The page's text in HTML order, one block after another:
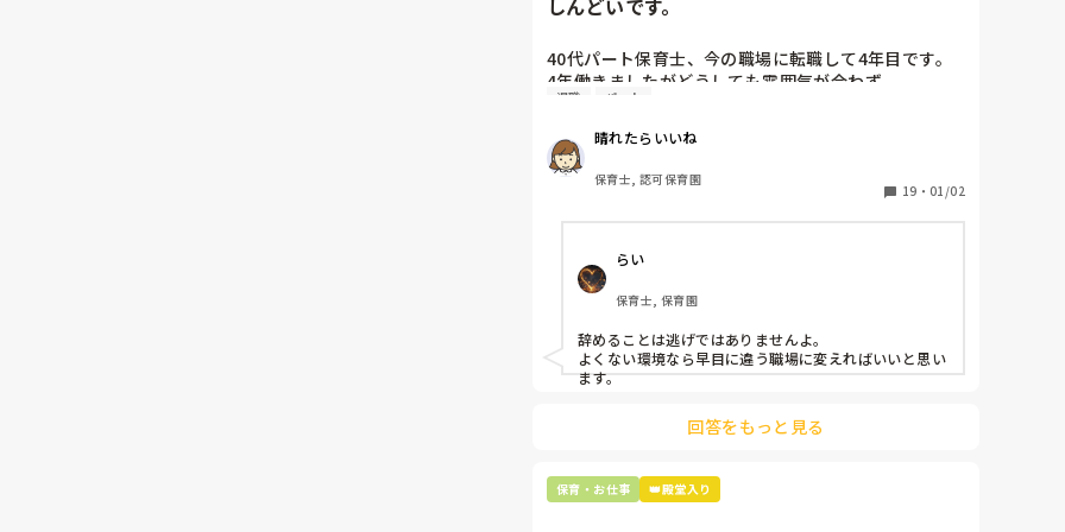
題の加配児が増え4月からはまた子ども達も変わる…
加配児の子が加わってからの1週間だけでどっと疲れ
ました。正規の先生も抜ける事すら出来ず…
加配児の対応も増えた事で私は、パンク状態…正直、
に保護者対応と進行をお願いしたい…
別件でその先生に保護者対応をお願いしたら「私は、
無理です」と断られ…主任にも相談したら「保護者対
応は〇〇先生（私）がして欲しい」て苦笑いされたま
4月スタートするまでに、そろそろ園長に「限界で
す」て相談しようかなぁ…て悩んでます。
園長に相談する前に、後、現場で私に何かできる事が
ありますか？園長に相談する前に主任の方がいいの
か？
毎日毎日、その都度、トラブル回避の為に指示をしな
声かけは、いいと思います。あえて。
いします！」って。
そうやっていくのが、やがて自然になってほしい。それ
までは、ある程度時間を要するでしょうが。
加配児には、順番に担当してもらうなどしてその子を体
感してもらうことで、対応の理解につなげてもらいまし
ょう。
これは、責任を感じて保育をしていれば出てこない言葉
「気付けなかったです、ごめんなさい」ですよね。なん
だよそれ、ですね。
うにしようってしてもいいのでは？
だってさ、いくら延長保育でパートとはいえ、ここに何
しにきてんの？って話じゃんね。先生だけ負担大きいの
4月から、少しだけでも変えられるようにしましょう
小さな一歩が大きな成果になる。
前に勤めていた園も小規模だったのですが0.1.2.は発
達の個人差も多くその子に合わせた支援や声掛けをし
ていたので今の職場は保育の質が低い、不適切な事ば
ですが私が辞めてしまったら厳しい先生ばかりで子ど
もたちの拠り所がなくなってしまうと思いなかなか辞
みなさんのところはどんな感じでしょうか？
40代パート保育士、今の職場に転職して4年目です。
4年働きましたがどうしても雰囲気が合わず
退職しようと思っています。
周りの職員は、勤続10年以上から何十年という先生が
ほとんどです。
保護者子どもの愚痴悪口が多く、
子どもの前でも
仕方ないよね
もう何も言わずに
子どもの言いなりになればいいんだね
などいう意見で…
上の先生に相談することは難しそうです。
正直苦しい。
辞めることは逃げ、と、過去辞めた人も何年も言われ
退職 パート
晴れたらいいね
保育士, 認可保育園
19 ・ 01/02
らい
保育士, 保育園
辞めることは逃げではありませんよ。
よくない環境なら早目に違う職場に変えればいいと思い
ます。
回答をもっと見る
保育・お仕事 👑殿堂入り